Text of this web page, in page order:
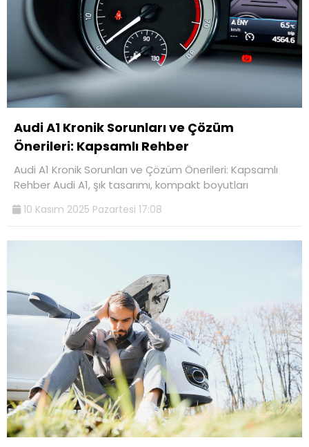
Audi A1 Kronik Sorunları ve Çözüm
Önerileri: Kapsamlı Rehber
Audi A1 Kronik Sorunları ve Çözüm Önerileri: Kapsamlı
Rehber Audi A1, şık tasarımı, kompakt boyutları
10 Kasım 2025 Pazartesi 17:08